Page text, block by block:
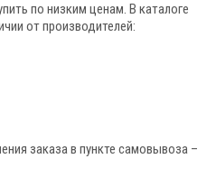
по низким ценам. В каталоге
от производителей:
заказа в пункте самовывоза –